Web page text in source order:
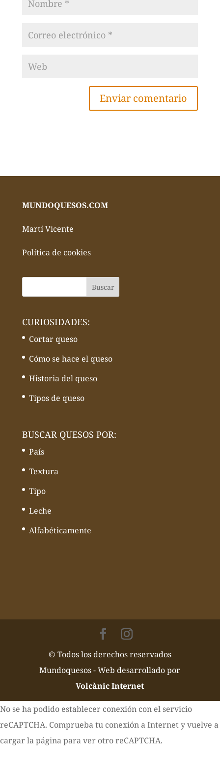
MUNDOQUESOS.COM
Martí Vicente
Política de cookies
CURIOSIDADES:
Cortar queso
Cómo se hace el queso
Historia del queso
Tipos de queso
BUSCAR QUESOS POR:
País
Textura
Tipo
Leche
Alfabéticamente
© Todos los derechos reservados
Mundoquesos - Web desarrollado por
Volcànic Internet
No se ha podido establecer conexión con el servicio
reCAPTCHA. Comprueba tu conexión a Internet y vuelve a
cargar la página para ver otro reCAPTCHA.